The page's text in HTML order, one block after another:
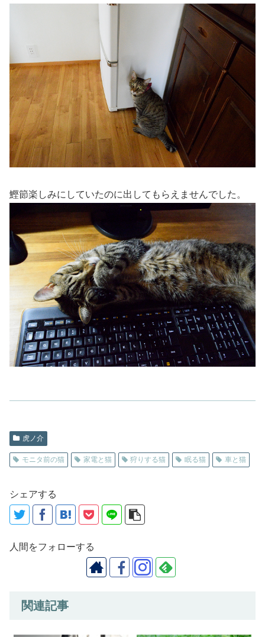
鰹節楽しみにしていたのに出してもらえませんでした。
虎ノ介
モニタ前の猫 家電と猫 狩りする猫 眠る猫 車と猫
シェアする
人間をフォローする
関連記事